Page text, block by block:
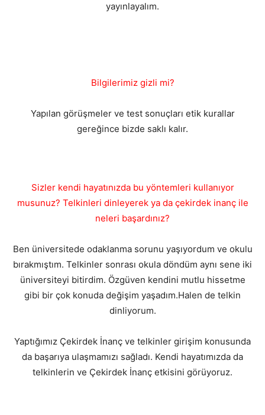
yayınlayalım.
Bilgilerimiz gizli mi?
Yapılan görüşmeler ve test sonuçları etik kurallar
gereğince bizde saklı kalır.
Sizler kendi hayatınızda bu yöntemleri kullanıyor
musunuz? Telkinleri dinleyerek ya da çekirdek inanç ile
neleri başardınız?
Ben üniversitede odaklanma sorunu yaşıyordum ve okulu
bırakmıştım. Telkinler sonrası okula döndüm aynı sene iki
üniversiteyi bitirdim. Özgüven kendini mutlu hissetme
gibi bir çok konuda değişim yaşadım.Halen de telkin
dinliyorum.
Yaptığımız Çekirdek İnanç ve telkinler girişim konusunda
da başarıya ulaşmamızı sağladı. Kendi hayatımızda da
telkinlerin ve Çekirdek İnanç etkisini görüyoruz.